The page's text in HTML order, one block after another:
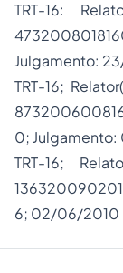
TRT-16:
Julgamento:
TRT-16;
0;
TRT-16;
6; 02/06/2010